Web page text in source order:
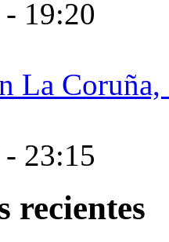
19:20
La
23:15
recientes